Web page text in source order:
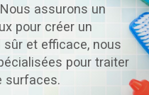
assurons un
pour créer un
et efficace, nous
pour traiter
surfaces.